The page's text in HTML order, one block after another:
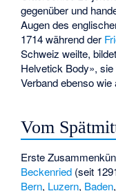
gegenüber und
Augen des
1714 während der
Schweiz weilte,
Helvetick Body»,
Verband ebenso
Vom
Erste
Beckenried (seit
Bern, Luzern, Baden